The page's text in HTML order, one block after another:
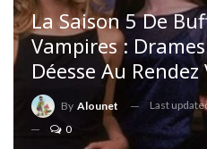
La Saison 5 De
Vampires :
Déesse Au Rendez
By Alounet Last
0